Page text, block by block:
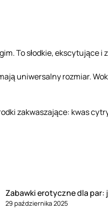
To słodkie, ekscytujące i
uniwersalny rozmiar.
zakwaszające: kwas
Zabawki erotyczne dla
29 października 2025